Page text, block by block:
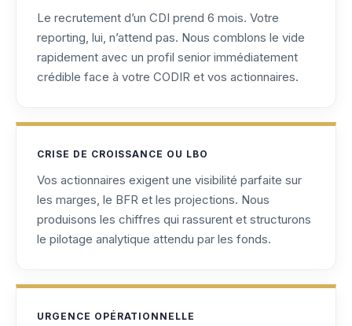
Le recrutement d’un CDI prend 6 mois. Votre
reporting, lui, n’attend pas. Nous comblons le vide
rapidement avec un profil senior immédiatement
crédible face à votre CODIR et vos actionnaires.
CRISE DE CROISSANCE OU LBO
Vos actionnaires exigent une visibilité parfaite sur
les marges, le BFR et les projections. Nous
produisons les chiffres qui rassurent et structurons
le pilotage analytique attendu par les fonds.
URGENCE OPÉRATIONNELLE